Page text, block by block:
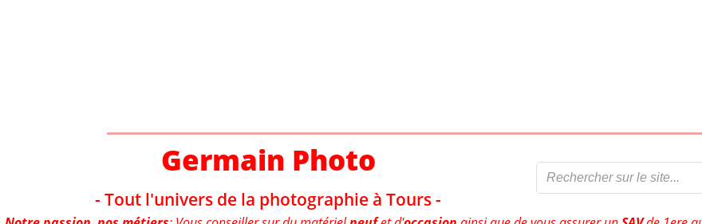
Germain Photo
- Tout l'univers de la photographie à Tours -